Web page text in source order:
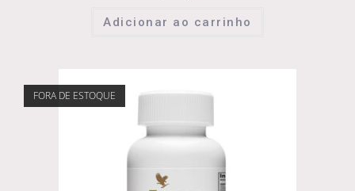
Adicionar ao carrinho
FORA DE ESTOQUE